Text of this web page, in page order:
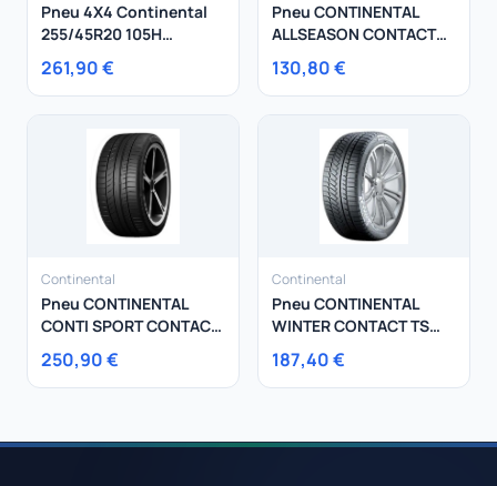
Pneu 4X4 Continental
255/45R20 105H
CrossContact RX XL
261,90 €
Pneu CONTINENTAL
ALLSEASON CONTACT
215/65R17 99V
130,80 €
Continental
Pneu CONTINENTAL
CONTI SPORT CONTACT
5P 285/30R19 98Y
250,90 €
Continental
Pneu CONTINENTAL
WINTER CONTACT TS
850P 225/55R17 97H
187,40 €